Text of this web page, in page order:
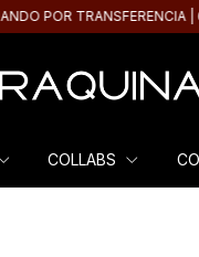
POR TRANSFERENCIA | 6
COLLABS